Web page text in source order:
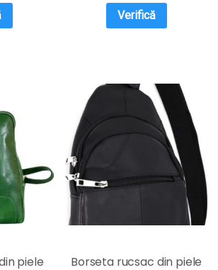
Verifică
piele Borseta rucsac din piele